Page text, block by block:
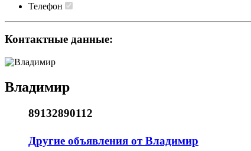
Телефон
Контактные данные:
Владимир
89132890112
Другие объявления от Владимир